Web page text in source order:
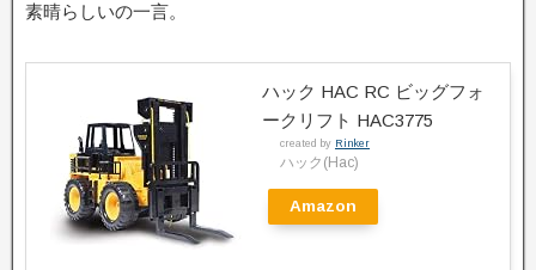
素晴らしいの一言。
ハック HAC RC ビッグフォ
ークリフト HAC3775
created by Rinker
ハック(Hac)
Amazon